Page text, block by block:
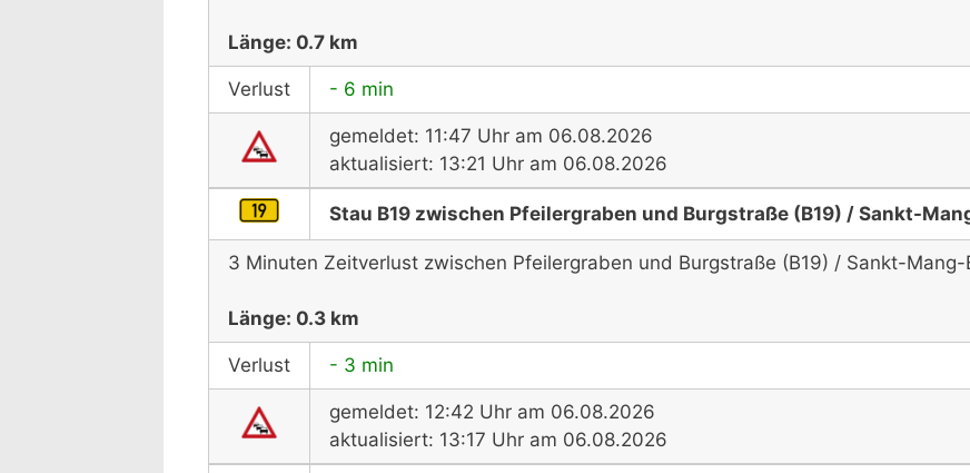
Länge: 0.7 km
Verlust - 6 min
gemeldet: 11:47 Uhr am 06.08.2026
aktualisiert: 13:21 Uhr am 06.08.2026
Stau B19 zwischen Pfeilergraben und Burgstraße (B19) / Sankt-
3 Minuten Zeitverlust zwischen Pfeilergraben und Burgstraße (B19) / Sankt-Mang-
Länge: 0.3 km
Verlust - 3 min
gemeldet: 12:42 Uhr am 06.08.2026
aktualisiert: 13:17 Uhr am 06.08.2026